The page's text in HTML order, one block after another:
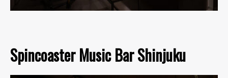
Spincoaster Music Bar Shinjuku